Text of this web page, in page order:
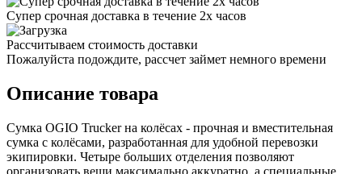
Супер срочная доставка в течение 2х часов
Рассчитываем стоимость доставки
Пожалуйста подождите, рассчет займет немного времени
Описание товара
Сумка OGIO Trucker на колёсах - прочная и вместительная
сумка с колёсами, разработанная для удобной перевозки
экипировки. Четыре больших отделения позволяют